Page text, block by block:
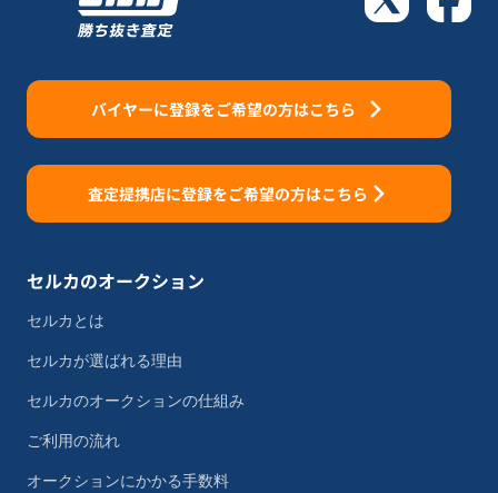
バイヤーに登録をご希望の方はこちら
査定提携店に登録をご希望の方はこちら
セルカのオークション
セルカとは
セルカが選ばれる理由
セルカのオークションの仕組み
ご利用の流れ
オークションにかかる手数料